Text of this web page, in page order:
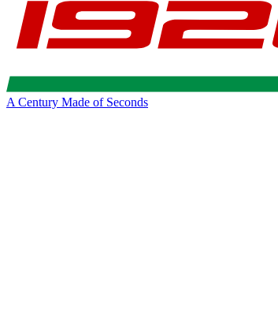
A Century Made of Seconds